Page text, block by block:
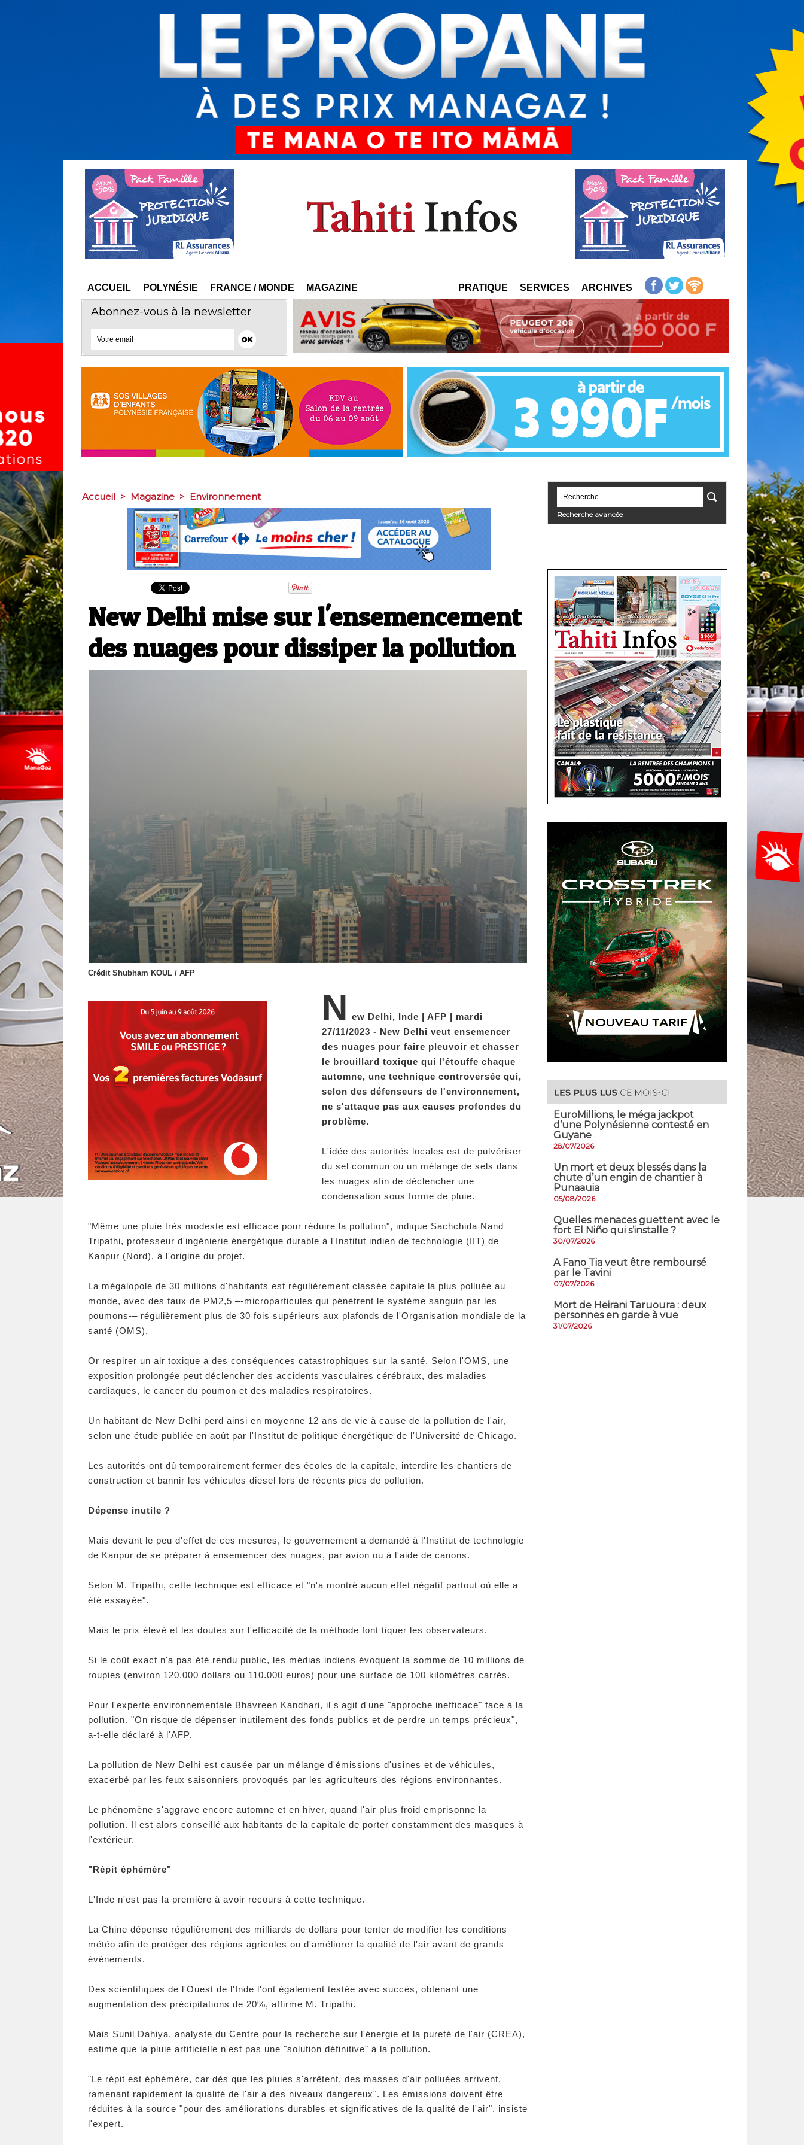
ACCUEIL POLYNÉSIE FRANCE / MONDE MAGAZINE PRATIQUE SERVICES ARCHIVES
Abonnez-vous à la newsletter
Accueil > Magazine > Environnement
New Delhi mise sur l'ensemencement
des nuages pour dissiper la pollution
Crédit Shubham KOUL / AFP
N ew Delhi, Inde | AFP | mardi
27/11/2023 - New Delhi veut ensemencer
des nuages pour faire pleuvoir et chasser
le brouillard toxique qui l'étouffe chaque
automne, une technique controversée qui,
selon des défenseurs de l'environnement,
ne s'attaque pas aux causes profondes du
problème.
L'idée des autorités locales est de pulvériser
du sel commun ou un mélange de sels dans
les nuages afin de déclencher une
condensation sous forme de pluie.
"Même une pluie très modeste est efficace pour réduire la pollution", indique Sachchida Nand
Tripathi, professeur d'ingénierie énergétique durable à l'Institut indien de technologie (IIT) de
Kanpur (Nord), à l'origine du projet.
La mégalopole de 30 millions d'habitants est régulièrement classée capitale la plus polluée au
monde, avec des taux de PM2,5 –-microparticules qui pénètrent le système sanguin par les
poumons-– régulièrement plus de 30 fois supérieurs aux plafonds de l'Organisation mondiale de la
santé (OMS).
Or respirer un air toxique a des conséquences catastrophiques sur la santé. Selon l'OMS, une
exposition prolongée peut déclencher des accidents vasculaires cérébraux, des maladies
cardiaques, le cancer du poumon et des maladies respiratoires.
Un habitant de New Delhi perd ainsi en moyenne 12 ans de vie à cause de la pollution de l'air,
selon une étude publiée en août par l'Institut de politique énergétique de l'Université de Chicago.
Les autorités ont dû temporairement fermer des écoles de la capitale, interdire les chantiers de
construction et bannir les véhicules diesel lors de récents pics de pollution.
Dépense inutile ?
Mais devant le peu d'effet de ces mesures, le gouvernement a demandé à l'Institut de technologie
de Kanpur de se préparer à ensemencer des nuages, par avion ou à l'aide de canons.
Selon M. Tripathi, cette technique est efficace et "n'a montré aucun effet négatif partout où elle a
été essayée".
Mais le prix élevé et les doutes sur l'efficacité de la méthode font tiquer les observateurs.
Si le coût exact n'a pas été rendu public, les médias indiens évoquent la somme de 10 millions de
roupies (environ 120.000 dollars ou 110.000 euros) pour une surface de 100 kilomètres carrés.
Pour l'experte environnementale Bhavreen Kandhari, il s'agit d'une "approche inefficace" face à la
pollution. "On risque de dépenser inutilement des fonds publics et de perdre un temps précieux",
a-t-elle déclaré à l'AFP.
La pollution de New Delhi est causée par un mélange d'émissions d'usines et de véhicules,
exacerbé par les feux saisonniers provoqués par les agriculteurs des régions environnantes.
Le phénomène s'aggrave encore automne et en hiver, quand l'air plus froid emprisonne la
pollution. Il est alors conseillé aux habitants de la capitale de porter constamment des masques à
l'extérieur.
"Répit éphémère"
L'Inde n'est pas la première à avoir recours à cette technique.
La Chine dépense régulièrement des milliards de dollars pour tenter de modifier les conditions
météo afin de protéger des régions agricoles ou d'améliorer la qualité de l'air avant de grands
événements.
Des scientifiques de l'Ouest de l'Inde l'ont également testée avec succès, obtenant une
augmentation des précipitations de 20%, affirme M. Tripathi.
Mais Sunil Dahiya, analyste du Centre pour la recherche sur l'énergie et la pureté de l'air (CREA),
estime que la pluie artificielle n'est pas une "solution définitive" à la pollution.
"Le répit est éphémère, car dès que les pluies s'arrêtent, des masses d'air polluées arrivent,
ramenant rapidement la qualité de l'air à des niveaux dangereux". Les émissions doivent être
réduites à la source "pour des améliorations durables et significatives de la qualité de l'air", insiste
l'expert.
Recherche avancée
EuroMillions, ​le méga jackpot
d’une Polynésienne contesté en
Guyane
28/07/2026
​Un mort et deux blessés dans la
chute d’un engin de chantier à
Punaauia
05/08/2026
Quelles menaces guettent avec le
fort El Niño qui s’installe ?
30/07/2026
A Fano Tia veut être remboursé
par le Tavini
07/07/2026
Mort de Heirani Taruoura : deux
personnes en garde à vue
31/07/2026